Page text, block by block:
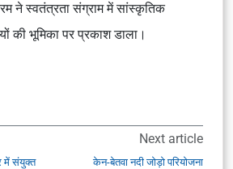
ने स्वतंत्रता संग्राम में सांस्कृतिक
की भूमिका पर प्रकाश डाला।
में संयुक्त
Next article
केन-बेतवा नदी जोड़ो परियोजना